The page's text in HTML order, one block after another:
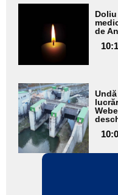
aici textul
pentru
subtitlu
de
Adaugă
aici textul
pentru
subtitlu